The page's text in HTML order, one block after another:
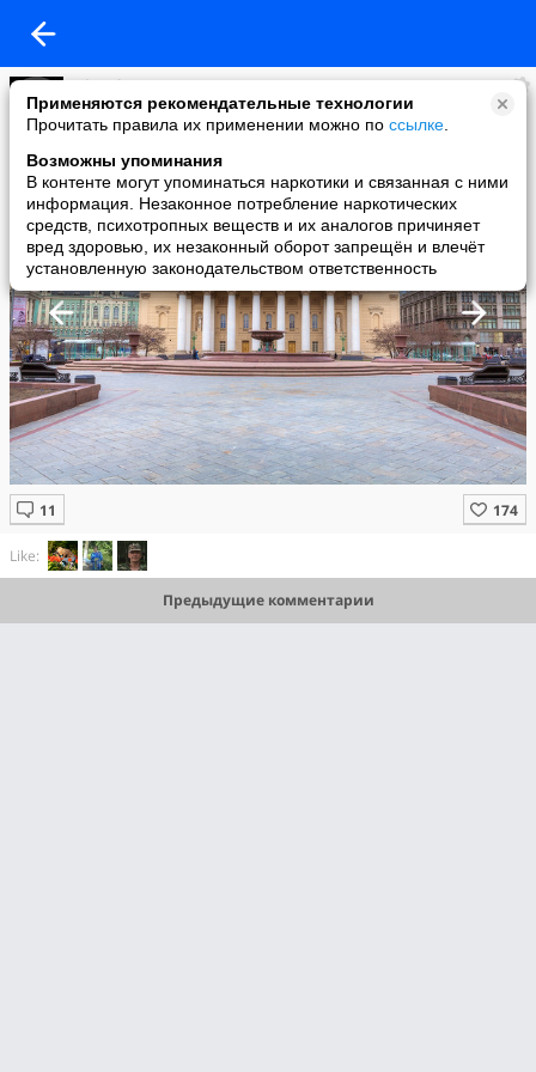
Применяются рекомендательные технологии
Прочитать правила их применении можно по ссылке
Возможны упоминания
В контенте могут упоминаться наркотики и связанная с ними
информация. Незаконное потребление наркотических
средств, психотропных веществ и их аналогов причиняет
вред здоровью, их незаконный оборот запрещён и влечёт
установленную законодательством ответственность
FiloSofeM
added a photo
16 Nov в 00:12
Like:
Предыдущие комментарии